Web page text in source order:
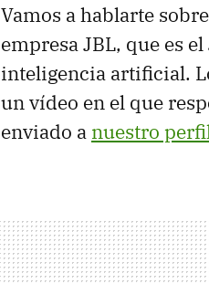
Vamos a hablarte
empresa JBL, que es el
inteligencia artificial.
un vídeo en el que
enviado a nuestro